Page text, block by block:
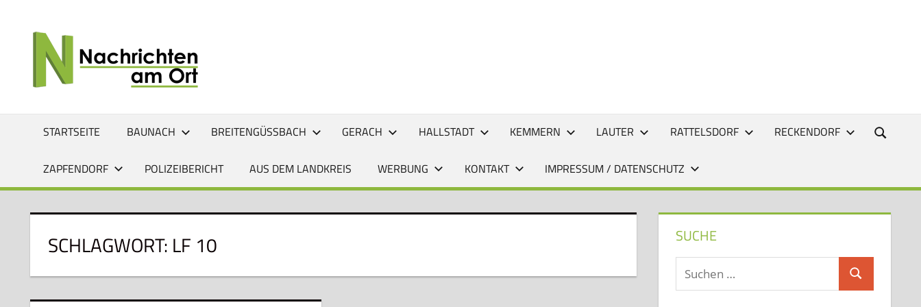
ORT
Lokale
News
Baunach,
Hallstadt,
Lauter,
Rattelsdorf,
Reckendorf
Zapfendorf
STARTSEITE BAUNACH BREITENGÜSSBACH GERACH HALLSTADT KEMMERN LAUTER RATTELSDORF RECKENDORF
ZAPFENDORF POLIZEIBERICHT AUS DEM LANDKREIS WERBUNG KONTAKT IMPRESSUM / DATENSCHUTZ
SCHLAGWORT: LF 10 SUCHE
Suchen
nach:
Suchen